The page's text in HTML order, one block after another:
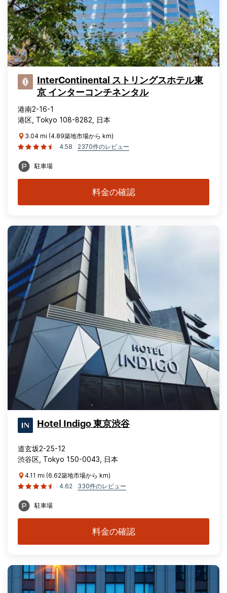
InterContinental ストリングスホテル東
京 インターコンチネンタル
港南2-16-1
港区, Tokyo 108-8282, 日本
3.04 mi (4.89築地市場から km)
4.58
2370件のレビュー
駐車場
料金の確認
Hotel Indigo 東京渋谷
道玄坂2-25-12
渋谷区, Tokyo 150-0043, 日本
4.11 mi (6.62築地市場から km)
4.62
330件のレビュー
駐車場
料金の確認